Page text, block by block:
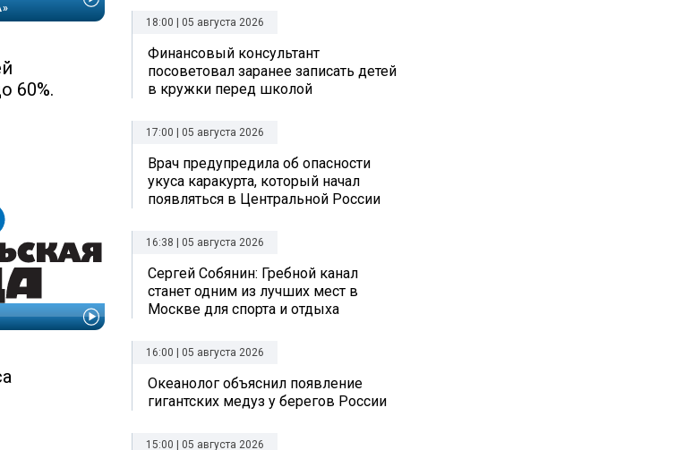
60%.
18:00 | 05 августа 2026
Финансовый консультант
посоветовал заранее записать детей
в кружки перед школой
17:00 | 05 августа 2026
Врач предупредила об опасности
укуса каракурта, который начал
появляться в Центральной России
16:38 | 05 августа 2026
Сергей Собянин: Гребной канал
станет одним из лучших мест в
Москве для спорта и отдыха
16:00 | 05 августа 2026
Океанолог объяснил появление
гигантских медуз у берегов России
15:00 | 05 августа 2026